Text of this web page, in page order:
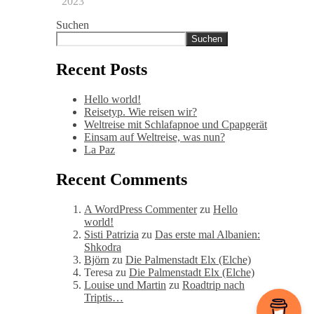
Suchen
Suchen
Recent Posts
Hello world!
Reisetyp. Wie reisen wir?
Weltreise mit Schlafapnoe und Cpapgerät
Einsam auf Weltreise, was nun?
La Paz
Recent Comments
A WordPress Commenterzu Hello
world!
Sisti Patrizia zu Das erste mal Albanien:
Shkodra
Björn zu Die Palmenstadt Elx (Elche)
Teresa zu Die Palmenstadt Elx (Elche)
Louise und Martin zu Roadtrip nach
Triptis…